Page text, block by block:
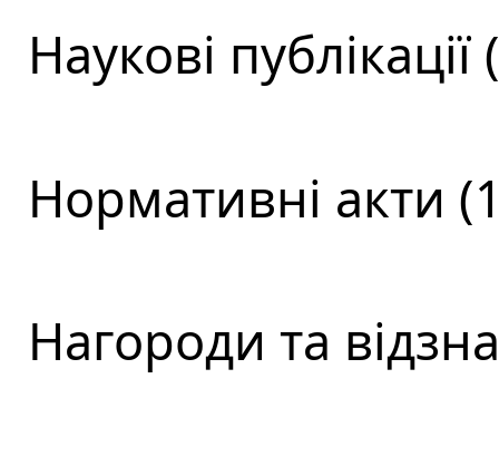
Наукові публікації
Нормативні акти
Нагороди та